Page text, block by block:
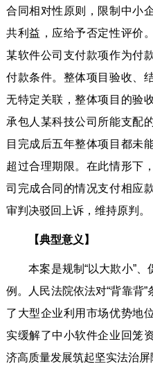
合同相对性原则，限制中小
共利益，应给予否定性评价
某软件公司支付款项作为付
付款条件。整体项目验收、
无特定关联，整体项目的验
承包人某科技公司所能支配
目完成后五年整体项目都未
超过合理期限。在此情形下
司完成合同的情况支付相应
审判决驳回上诉，维持原判。
【典型意义】
本案是规制“以大欺小”、
例。人民法院依法对“背靠背
了大型企业利用市场优势地
实缓解了中小软件企业回笼
济高质量发展筑起坚实法治屏